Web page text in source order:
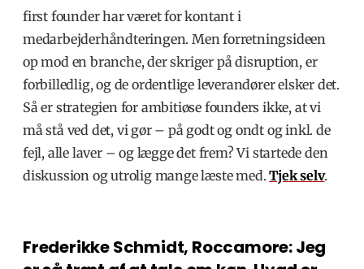
first founder har været for kontant i
medarbejderhåndteringen. Men forretningsideen
op mod en branche, der skriger på disruption, er
forbilledlig, og de ordentlige leverandører elsker det.
Så er strategien for ambitiøse founders ikke, at vi
må stå ved det, vi gør – på godt og ondt og inkl. de
fejl, alle laver – og lægge det frem? Vi startede den
diskussion og utrolig mange læste med. Tjek selv.
Frederikke Schmidt, Roccamore: Jeg